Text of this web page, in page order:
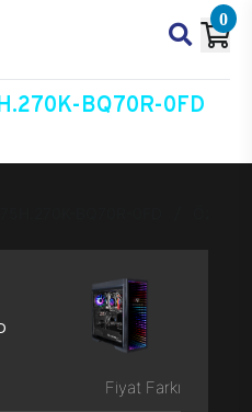
0
BQ70R-0FD
Fiyat Farkı